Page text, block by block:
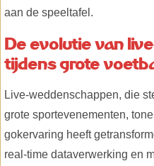
aan de speeltafel.
De evolutie van
tijdens grote
Live-weddenschappen, die
grote sportevenementen,
gokervaring heeft
real-time dataverwerking en